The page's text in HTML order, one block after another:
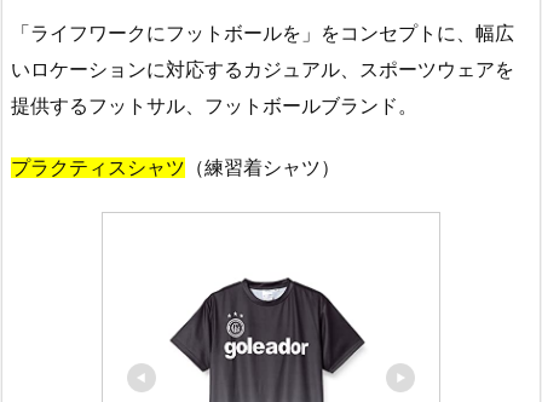
「ライフワークにフットボールを」をコンセプトに、幅広
いロケーションに対応するカジュアル、スポーツウェアを
提供するフットサル、フットボールブランド。
プラクティスシャツ （練習着シャツ）